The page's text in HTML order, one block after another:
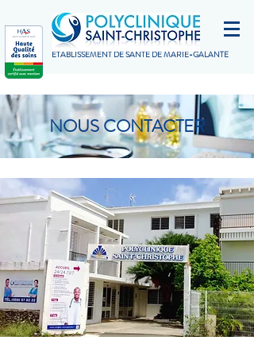
ETABLISSEMENT DE SANTÉ DE MARIE-GALANTE
NOUS CONTACTER